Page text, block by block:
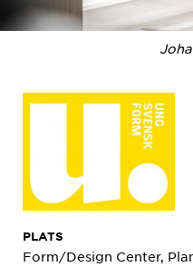
PLATS
Form/Design Center,